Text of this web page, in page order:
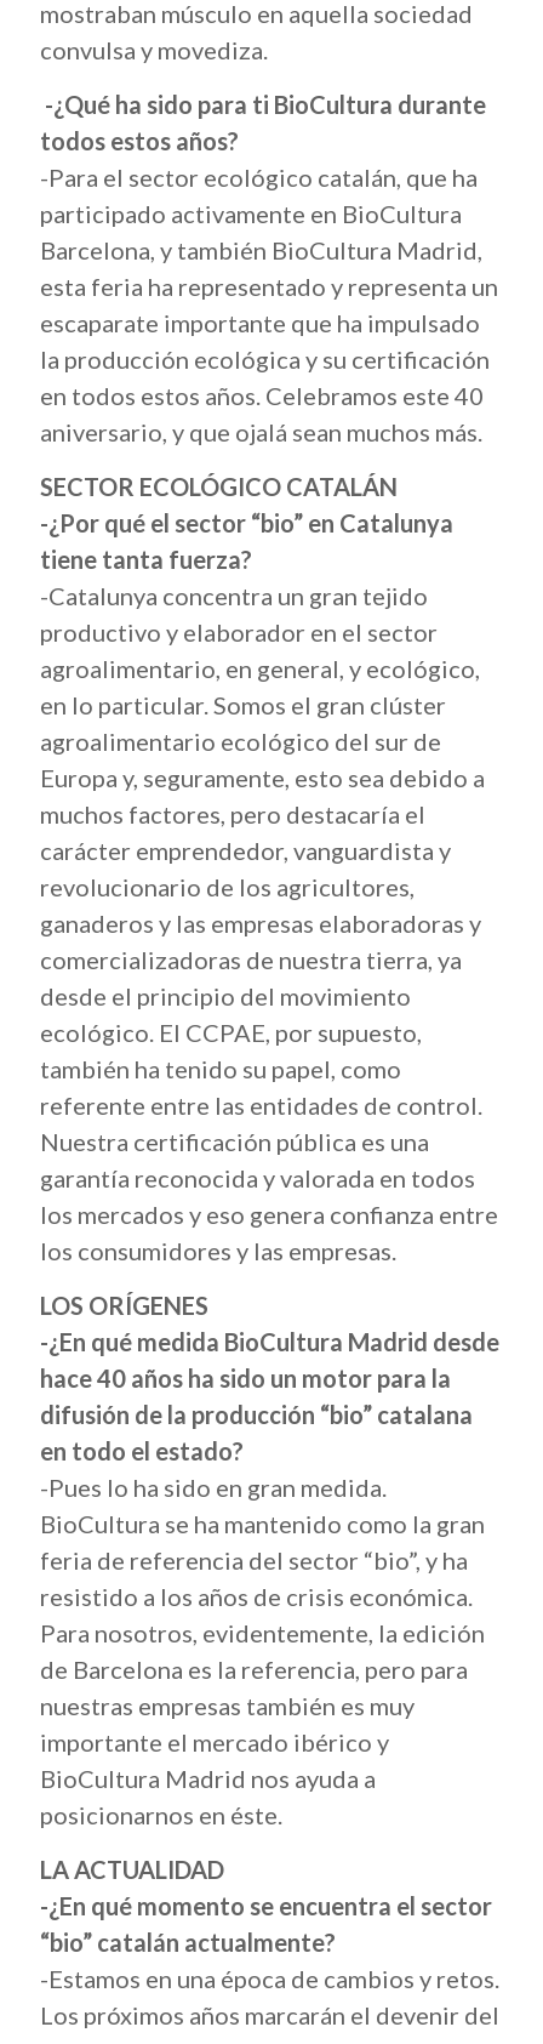
mostraban músculo en aquella sociedad
convulsa y movediza.
-¿Qué ha sido para ti BioCultura durante
todos estos años?
-Para el sector ecológico catalán, que ha
participado activamente en BioCultura
Barcelona, y también BioCultura Madrid,
esta feria ha representado y representa un
escaparate importante que ha impulsado
la producción ecológica y su certificación
en todos estos años. Celebramos este 40
aniversario, y que ojalá sean muchos más.
SECTOR ECOLÓGICO CATALÁN
-¿Por qué el sector “bio” en Catalunya
tiene tanta fuerza?
-Catalunya concentra un gran tejido
productivo y elaborador en el sector
agroalimentario, en general, y ecológico,
en lo particular. Somos el gran clúster
agroalimentario ecológico del sur de
Europa y, seguramente, esto sea debido a
muchos factores, pero destacaría el
carácter emprendedor, vanguardista y
revolucionario de los agricultores,
ganaderos y las empresas elaboradoras y
comercializadoras de nuestra tierra, ya
desde el principio del movimiento
ecológico. El CCPAE, por supuesto,
también ha tenido su papel, como
referente entre las entidades de control.
Nuestra certificación pública es una
garantía reconocida y valorada en todos
los mercados y eso genera confianza entre
los consumidores y las empresas.
LOS ORÍGENES
-¿En qué medida BioCultura Madrid desde
hace 40 años ha sido un motor para la
difusión de la producción “bio” catalana
en todo el estado?
-Pues lo ha sido en gran medida.
BioCultura se ha mantenido como la gran
feria de referencia del sector “bio”, y ha
resistido a los años de crisis económica.
Para nosotros, evidentemente, la edición
de Barcelona es la referencia, pero para
nuestras empresas también es muy
importante el mercado ibérico y
BioCultura Madrid nos ayuda a
posicionarnos en éste.
LA ACTUALIDAD
-¿En qué momento se encuentra el sector
“bio” catalán actualmente?
-Estamos en una época de cambios y retos.
Los próximos años marcarán el devenir del